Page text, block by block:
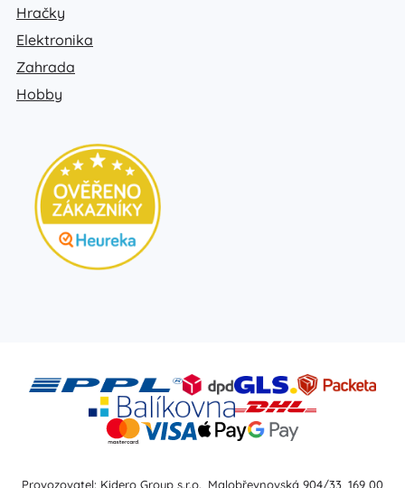
Hračky
Elektronika
Zahrada
Hobby
Provozovatel: Kidero Group s.r.o., Malobřevnovská 904/33, 169 00